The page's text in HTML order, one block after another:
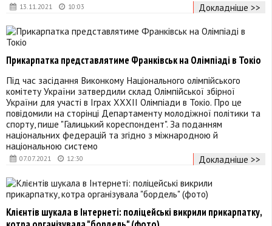
13.11.2021 10:03
Докладніше >>
07.07.2021 12:30
Прикарпатка представлятиме Франківськ на Олімпіаді в Токіо
Під час засідання Виконкому Національного олімпійського
комітету України затвердили склад Олімпійської збірної
України для участі в Іграх ХХХІІ Олімпіади в Токіо. Про це
повідомили на сторінці Департаменту молодіжної політики та
спорту, пише "Галицький кореспондент". За поданням
національних федерацій та згідно з міжнародною й
національною системо
Докладніше >>
Клієнтів шукала в Інтернеті: поліцейські викрили прикарпатку,